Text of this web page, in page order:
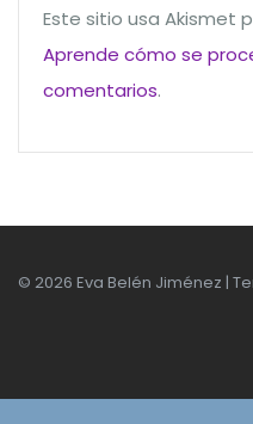
Este sitio usa Akismet
Aprende cómo se
comentarios.
© 2026 Eva Belén Jiménez |